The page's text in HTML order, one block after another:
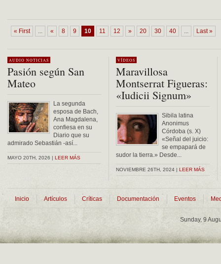
« First ... « 8 9 10 11 12 » 20 30 40 ... Last »
AUDIO NOTICIAS
Pasión según San
Mateo
La segunda
esposa de Bach,
Ana Magdalena,
confiesa en su
Diario que su
admirado Sebastián -así...
MAYO 20TH, 2026 | LEER MÁS
VÍDEOS
Maravillosa
Montserrat Figueras:
«Iudicii Signum»
Sibila latina
Anonimus
Córdoba (s. X)
«Señal del juicio:
se empapará de
sudor la tierra.» Desde...
NOVIEMBRE 26TH, 2024 | LEER MÁS
Inicio Artículos Críticas Documentación Eventos
Sunday, 9